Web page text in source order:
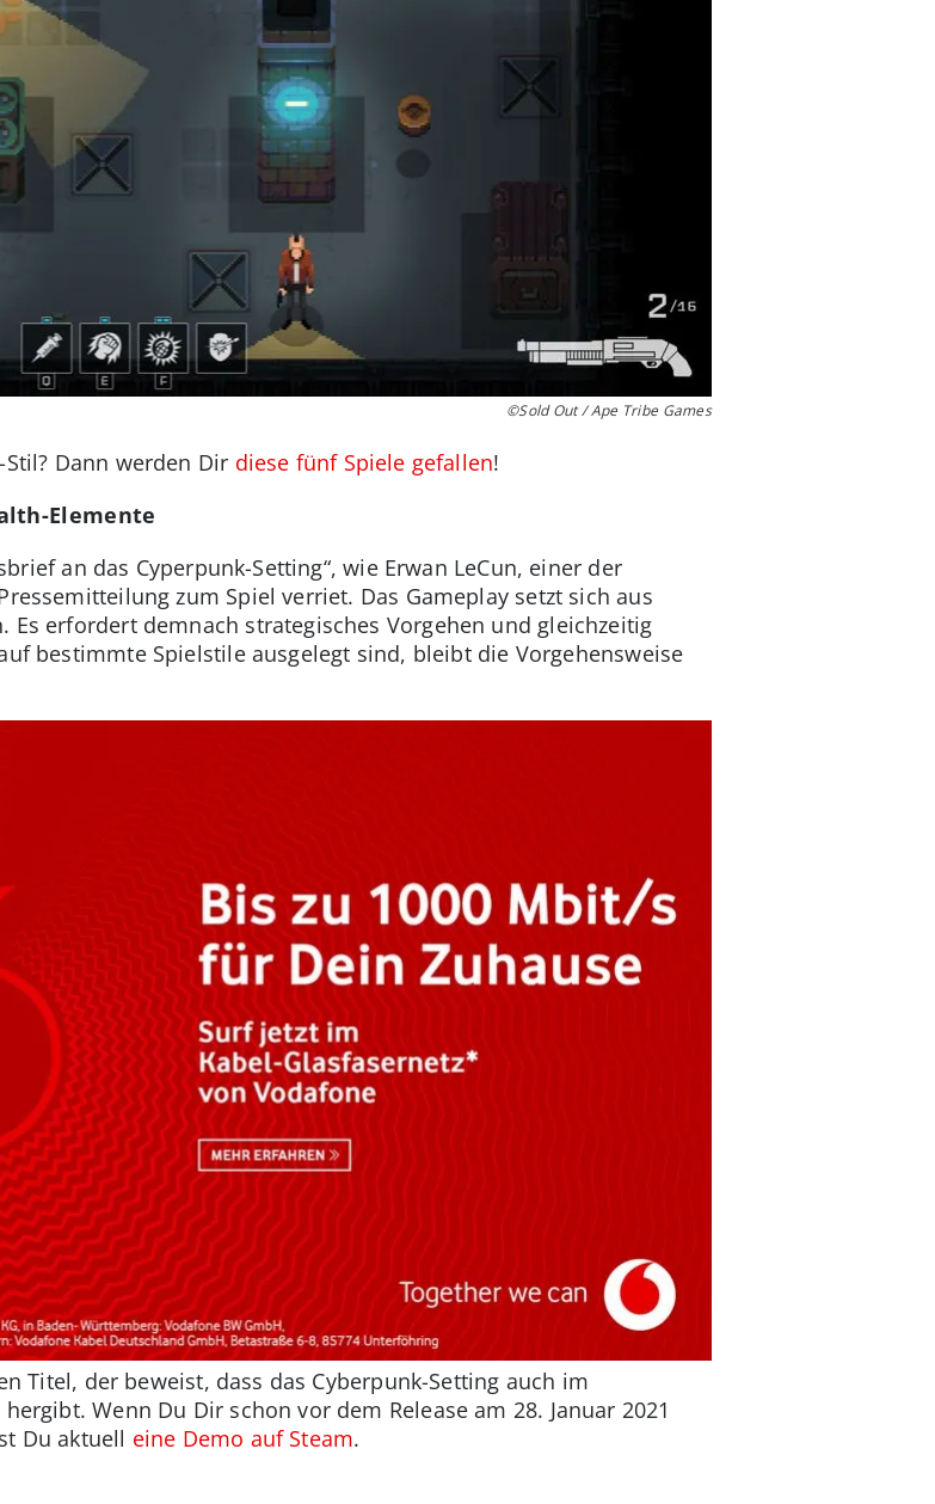
©Sold Out / Ape Tribe Games
Dann werden Dir diese fünf Spiele gefallen!
Elemente
an das Cyperpunk-Setting“, wie Erwan LeCun, einer der
zum Spiel verriet. Das Gameplay setzt sich aus
Es erfordert demnach strategisches Vorgehen und gleichzeitig
bestimmte Spielstile ausgelegt sind, bleibt die Vorgehensweise
Titel, der beweist, dass das Cyberpunk-Setting auch im
Wenn Du Dir schon vor dem Release am 28. Januar 2021
Du aktuell eine Demo auf Steam.